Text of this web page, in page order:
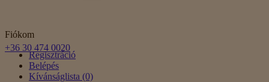
Fiókom
Regisztráció
Belépés
Kívánságlista (0)
+36 30 474 0020